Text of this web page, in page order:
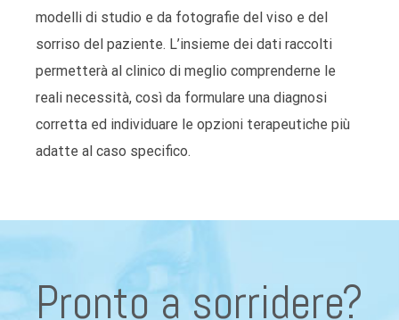
modelli di studio e da fotografie del viso e del
sorriso del paziente. L’insieme dei dati raccolti
permetterà al clinico di meglio comprenderne le
reali necessità, così da formulare una diagnosi
corretta ed individuare le opzioni terapeutiche più
adatte al caso specifico.
Pronto a sorridere?